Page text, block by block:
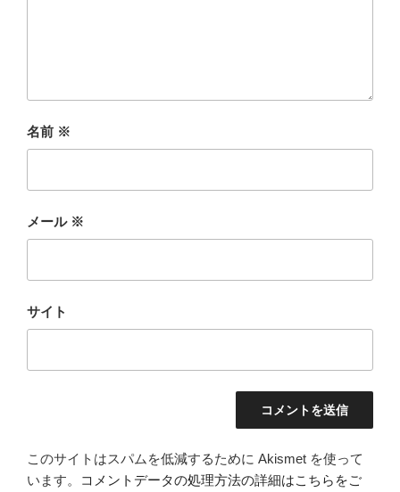
名前 ※
メール ※
サイト
このサイトはスパムを低減するために Akismet を使って
います。
コメントデータの処理方法の詳細はこちらをご